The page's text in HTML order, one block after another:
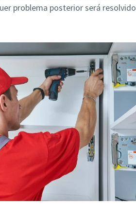
problema posterior será